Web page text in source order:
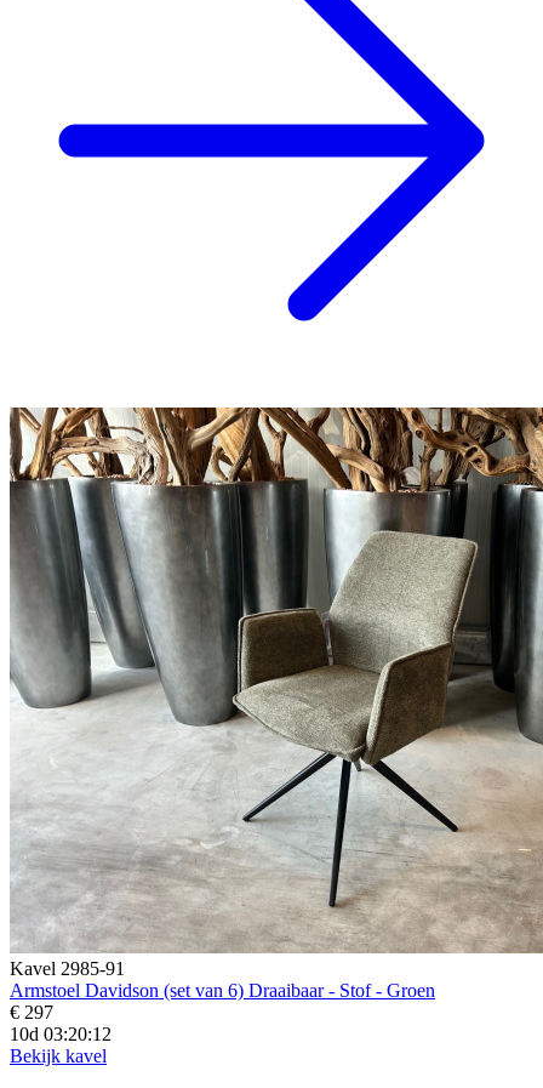
Kavel 2985-91
Armstoel Davidson (set van 6) Draaibaar - Stof - Groen
€ 297
10d 03:20:10
Bekijk kavel